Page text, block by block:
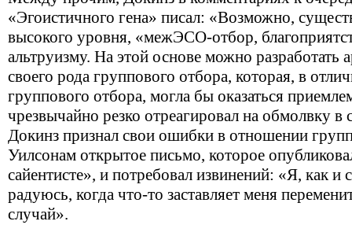
«Эгоистичного гена» писал: «Возможно,
высокого уровня, «межЭСО-отбор,
альтруизму. На этой основе можно разработать
своего рода группового отбора, которая, в
группового отбора, могла бы оказаться
чрезвычайно резко отреагировал на обмолвку в
Докинз признал свои ошибки в отношении
Уилсонам открытое письмо, которое
сайентисте», и потребовал извинений: «Я, как и
радуюсь, когда что-то заставляет меня
случай».